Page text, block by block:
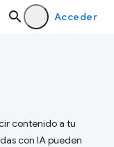
Acceder
contenido a tu
con IA pueden